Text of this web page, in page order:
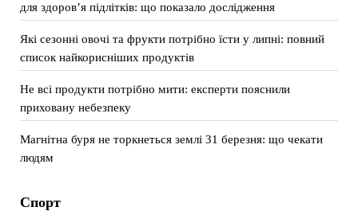
для здоров’я підлітків: що показало дослідження
Які сезонні овочі та фрукти потрібно їсти у липні: повний
список найкорисніших продуктів
Не всі продукти потрібно мити: експерти пояснили
приховану небезпеку
Магнітна буря не торкнеться землі 31 березня: що чекати
людям
Спорт